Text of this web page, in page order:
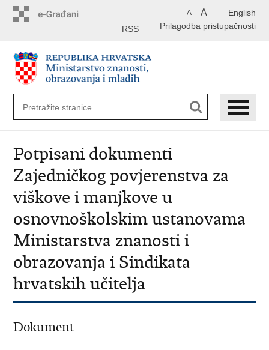
English
A A
Prilagodba pristupačnosti
RSS
Potpisani dokumenti
Zajedničkog povjerenstva za
viškove i manjkove u
osnovnoškolskim ustanovama
Ministarstva znanosti i
obrazovanja i Sindikata
hrvatskih učitelja
Dokument